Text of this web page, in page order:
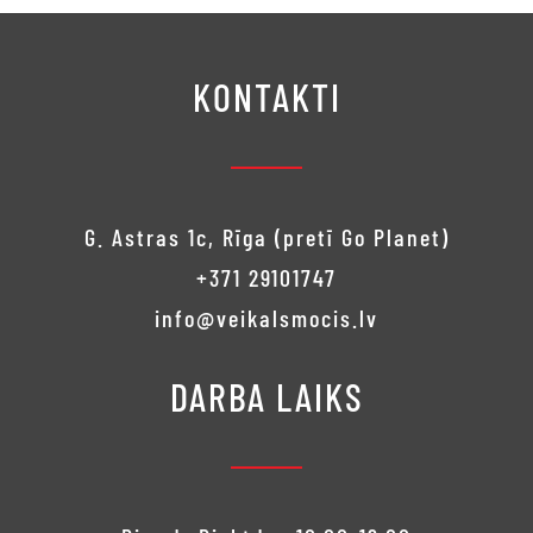
KONTAKTI
G. Astras 1c, Rīga (pretī Go Planet)
+371 29101747
info@veikalsmocis.lv
DARBA LAIKS